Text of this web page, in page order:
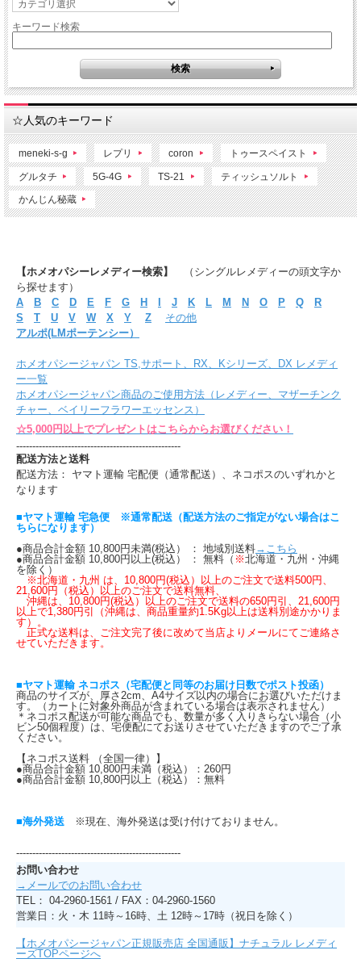
キーワード検索
☆人気のキーワード
meneki-s-g レプリ coron トゥースペイスト
グルタチ 5G-4G TS-21 ティッシュソルト
かんじん秘蔵
【ホメオパシーレメディー検索】
（シングルレメディーの頭文字か
ら探せます）
A
B C D E F G H J K L M N O P Q
R
S
T U V W X Y Z
その他
アルポ(LMポーテンシー）
ホメオパシージャパン TS,サポート、RX、Kシリーズ、DX レメディ
ー一覧
ホメオパシージャパン商品のご使用方法（レメディー、マザーチンク
チャー、ベイリーフラワーエッセンス）
☆5,000円以上でプレゼントはこちらからお選びください！
---------------------------------------------------
配送方法と送料
配送方法： ヤマト運輸 宅配便（通常配送）、ネコポスのいずれかと
なります
■ヤマト運輸 宅急便 ※通常配送（配送方法のご指定がない場合はこ
ちらになります）
●商品合計金額 10,800円未満(税込） ： 地域別送料→こちら
●商品合計金額 10,800円以上(税込） ： 無料（ ※北海道・九州・沖縄
を除く）
※北海道・九州 は、10,800円(税込）以上のご注文で送料500円、
21,600円（税込）以上のご注文で送料無料、
沖縄は、10,800円(税込）以上のご注文で送料の650円引、21,600円
以上で1,380円引（沖縄は、商品重量約1.5Kg以上は送料別途かかりま
す）。
正式な送料は、ご注文完了後に改めて当店よりメールにてご連絡さ
せていただきます。
■ヤマト運輸 ネコポス（宅配便と同等のお届け日数でポスト投函）
商品のサイズが、厚さ2cm、A4サイズ以内の場合にお選びいただけま
す。（カートに対象外商品が含まれている場合は表示されません）
＊ネコポス配送が可能な商品でも、数量が多く入りきらない場合（小
ビン50個程度）は、宅便配にてお送りさせていただきますのでご了承
ください。
【ネコポス送料 （全国一律）】
●商品合計金額 10,800円未満（税込）：260円
●商品合計金額 10,800円以上（税込）：無料
■海外発送 ※現在、海外発送は受け付けておりません。
---------------------------------------------------
お問い合わせ
→メールでのお問い合わせ
TEL： 04-2960-1561 / FAX：04-2960-1560
営業日：火・木 11時～16時、土 12時～17時（祝日を除く）
【ホメオパシージャパン正規販売店 全国通販】ナチュラル レメディ
ーズTOPページへ